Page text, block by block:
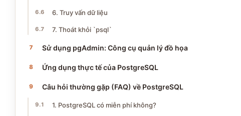
6. Truy vấn dữ liệu
7. Thoát khỏi `psql`
Sử dụng pgAdmin: Công cụ quản lý đồ họa
Ứng dụng thực tế của PostgreSQL
Câu hỏi thường gặp (FAQ) về PostgreSQL
1. PostgreSQL có miễn phí không?